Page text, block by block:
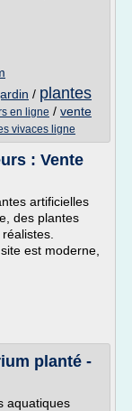
/ plantes
en ligne / vente
vivaces ligne
: Vente
artificielles
des plantes
est moderne,
planté -
aquatiques